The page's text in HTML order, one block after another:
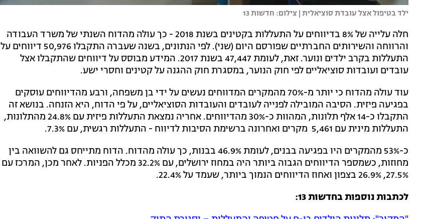
ילד בטיפול אצל עובדת סוציאלית | צילום: חדשות 13
חלה עלייה של 8% בדיווחים על התעללות בקטינים בשנת 2018 - כך עולה מהדוח השנתי של משרד העבודה
והרווחה והשירותים החברתיים שפורסם היום (שני). לפי הנתונים, בשנה שעברה התקבלו 50,976 דיווחים על
התעללות בקרב ילדים ונוער. זאת, לעומת 47,447 בשנת 2017. המידע מבוסס על דיווחים שהתקבלו אצל
עובדים ועובדות סוציאליים לפי חוק הנוער, במסגרת חוק ההגנה על קטינים וחסרי ישע.
עוד עולה מהדוח כי יותר מ-70% מהמקרים המדווחים נעשים על ידי בן משפחה, ורבע מהדיווחים עוסקים
בפגיעה פיזית. הסיבה המובילה לפנייה לעובדים והעובדות הסוציאליים, על פי הדוח, היא הזנחה. בנושא זה
התקבלו כ-14 אלף תלונות, המהוות כ-30% מהדיווחים. אחריה נמצאת התעללות פיזית עם 24.8% מהתלונות,
התעללות מינית עם 5,461 מקרים ואחרונה ברשימת הסיבות לדיווח - התעללות רגשית, עם 7.3%.
כ-53% מהמקרים היו בפגיעה בבנים, לעומת 46.9% בבנות, כך עולה מהדוח. הדוח מתייחס גם להשוואה בין
מחוזות, כשמספר הדיווחים הגבוה ביותר היה במחוז ירושלים, עם 32.2% מכלל הפניות. לאחר מכן, המרכז עם
27.5%, 26.9% בצפון ואחוז הדיווחים הנמוך ביותר, שעמד על 22.4%.
לכתבות נוספות בחדשות 13: